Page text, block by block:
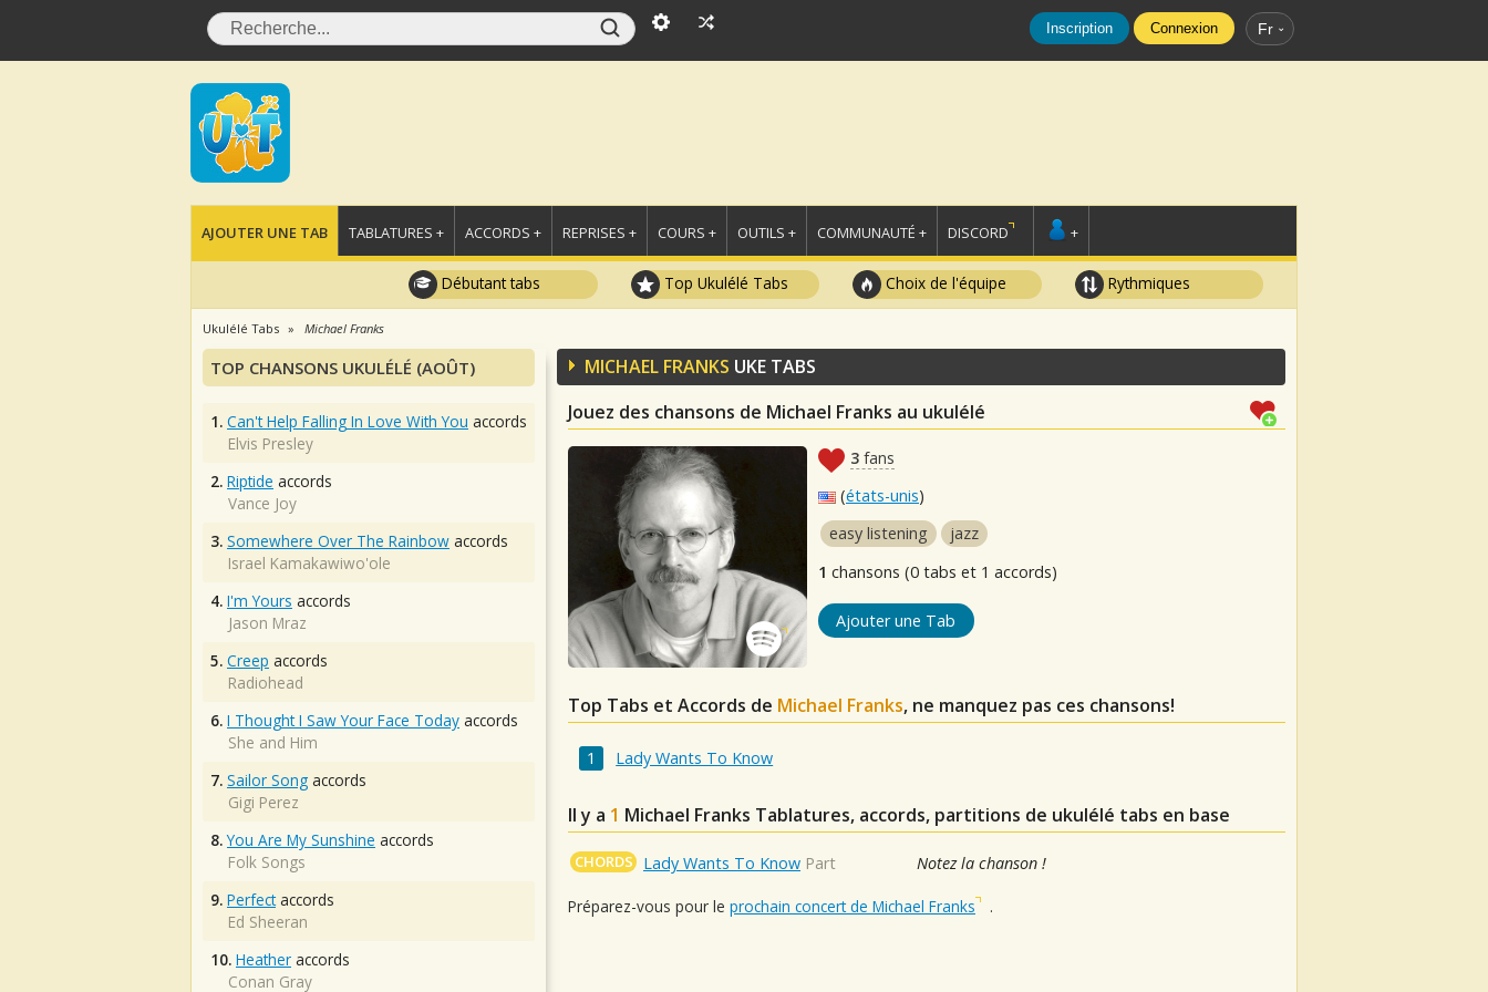
Inscription Connexion Fr
AJOUTER UNE TAB TABLATURES + ACCORDS + REPRISES + COURS + OUTILS + COMMUNAUTÉ + DISCORD +
Débutant tabs Top Ukulélé Tabs Choix de l'équipe Rythmiques
Ukulélé Tabs Michael Franks
MICHAEL FRANKS UKE TABS
Jouez des chansons de Michael Franks au ukulélé
3 fans
(états-unis)
easy listening
jazz
1 chansons (0 tabs et 1 accords)
Ajouter une Tab
Top Tabs et Accords de Michael Franks, ne manquez pas ces chansons!
Lady Wants To Know
Il y a 1 Michael Franks Tablatures, accords, partitions de ukulélé tabs en base
CHORDS Lady Wants To Know Part Notez la chanson !
Préparez-vous pour le prochain concert de Michael Franks .
TOP CHANSONS UKULÉLÉ (AOÛT)
1. Can't Help Falling In Love With You accords
Elvis Presley
2. Riptide accords
Vance Joy
3. Somewhere Over The Rainbow accords
Israel Kamakawiwo'ole
4. I'm Yours accords
Jason Mraz
5. Creep accords
Radiohead
6. I Thought I Saw Your Face Today accords
She and Him
7. Sailor Song accords
Gigi Perez
8. You Are My Sunshine accords
Folk Songs
9. Perfectaccords
Ed Sheeran
10. Heather accords
Conan Gray